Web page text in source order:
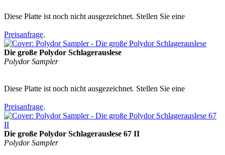
Diese Platte ist noch nicht ausgezeichnet. Stellen Sie eine
Preisanfrage.
Die große Polydor Schlagerauslese
Polydor Sampler
Diese Platte ist noch nicht ausgezeichnet. Stellen Sie eine
Preisanfrage.
Die große Polydor Schlagerauslese 67 II
Polydor Sampler